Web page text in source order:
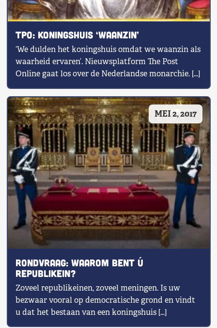
TPO: Koningshuis ‘waanzin’
‘We dulden het koningshuis omdat we waanzin als
waarheid ervaren’. Nieuwsplatform The Post
Online gaat los over de Nederlandse monarchie. […]
MEI 2, 2017
RONDVRAAG: Waarom bent ú
republikein?
Zoveel republikeinen, zoveel meningen. Is uw
bezwaar vooral op democratische grond en vindt
u dat het bestaan van een koningshuis […]